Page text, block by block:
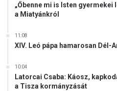
„Őbenne mi is Isten gyermekei
a Miatyánkról
11:08
XIV. Leó pápa hamarosan Dél-
10:04
Latorcai Csaba: Káosz,
a Tisza kormányzását